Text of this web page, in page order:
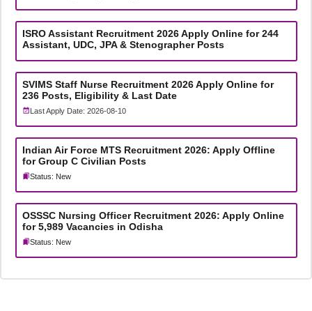
ISRO Assistant Recruitment 2026 Apply Online for 244
Assistant, UDC, JPA & Stenographer Posts
SVIMS Staff Nurse Recruitment 2026 Apply Online for
236 Posts, Eligibility & Last Date
Last Apply Date: 2026-08-10
Indian Air Force MTS Recruitment 2026: Apply Offline
for Group C Civilian Posts
Status: New
OSSSC Nursing Officer Recruitment 2026: Apply Online
for 5,989 Vacancies in Odisha
Status: New